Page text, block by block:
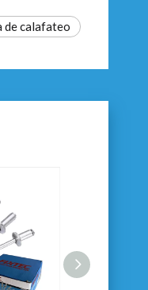
de calafateo